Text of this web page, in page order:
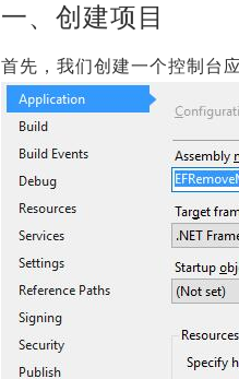
一、创建项目
首先，我们创建一个控制台